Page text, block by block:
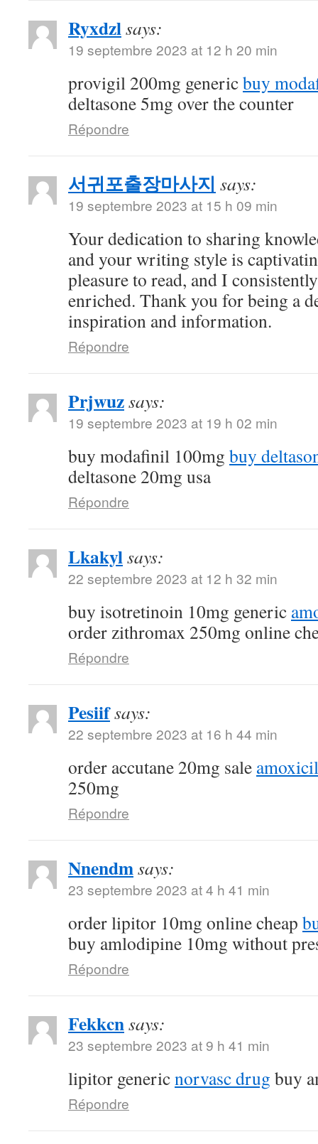
Ryxdzlsays:
19 septembre 2023 at 12 h 20 min
provigil 200mg genericbuy
deltasone 5mg over the counter
Répondre
서귀포출장마사지 says:
19 septembre 2023 at 15 h 09 min
Your dedication to sharing
and your writing style is
pleasure to read, and I
enriched. Thank you for being a
inspiration and information.
Répondre
Prjwuzsays:
19 septembre 2023 at 19 h 02 min
buy modafinil 100mg buy
deltasone 20mg usa
Répondre
Lkakylsays:
22 septembre 2023 at 12 h 32 min
buy isotretinoin 10mg generic
order zithromax 250mg online
Répondre
Pesiifsays:
22 septembre 2023 at 16 h 44 min
order accutane 20mg sale
250mg
Répondre
Nnendmsays:
23 septembre 2023 at 4 h 41 min
order lipitor 10mg online cheap
buy amlodipine 10mg without
Répondre
Fekkcnsays:
23 septembre 2023 at 9 h 41 min
lipitor genericnorvasc drug buy
Répondre